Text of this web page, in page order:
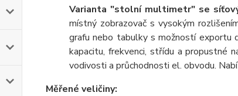
Varianta "stolní multimetr" se
místný zobrazovač s vysokým
grafu nebo tabulky s možností exportu
kapacitu, frekvenci, střídu a propustné
vodivosti a průchodnosti el. obvodu.
Měřené veličiny: